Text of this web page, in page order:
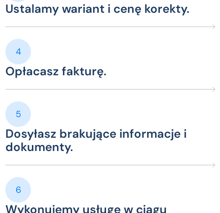
Ustalamy wariant i cenę korekty.
4
Opłacasz fakturę.
5
Dosyłasz brakujące informacje i
dokumenty.
6
Wykonujemy usługę w ciągu